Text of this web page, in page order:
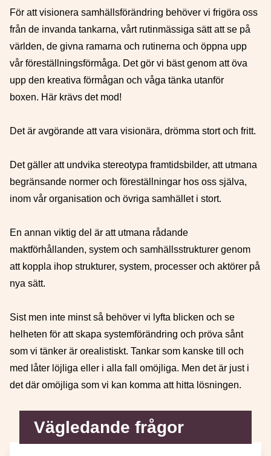
För att visionera samhällsförändring behöver vi frigöra oss
från de invanda tankarna, vårt rutinmässiga sätt att se på
världen, de givna ramarna och rutinerna och öppna upp
vår föreställningsförmåga. Det gör vi bäst genom att öva
upp den kreativa förmågan och våga tänka utanför
boxen. Här krävs det mod!
Det är avgörande att vara visionära, drömma stort och fritt.
Det gäller att undvika stereotypa framtidsbilder, att utmana
begränsande normer och föreställningar hos oss själva,
inom vår organisation och övriga samhället i stort.
En annan viktig del är att utmana rådande
maktförhållanden, system och samhällsstrukturer genom
att koppla ihop strukturer, system, processer och aktörer på
nya sätt.
Sist men inte minst så behöver vi lyfta blicken och se
helheten för att skapa systemförändring och pröva sånt
som vi tänker är orealistiskt. Tankar som kanske till och
med låter löjliga eller i alla fall omöjliga. Men det är just i
det där omöjliga som vi kan komma att hitta lösningen.
Vägledande frågor